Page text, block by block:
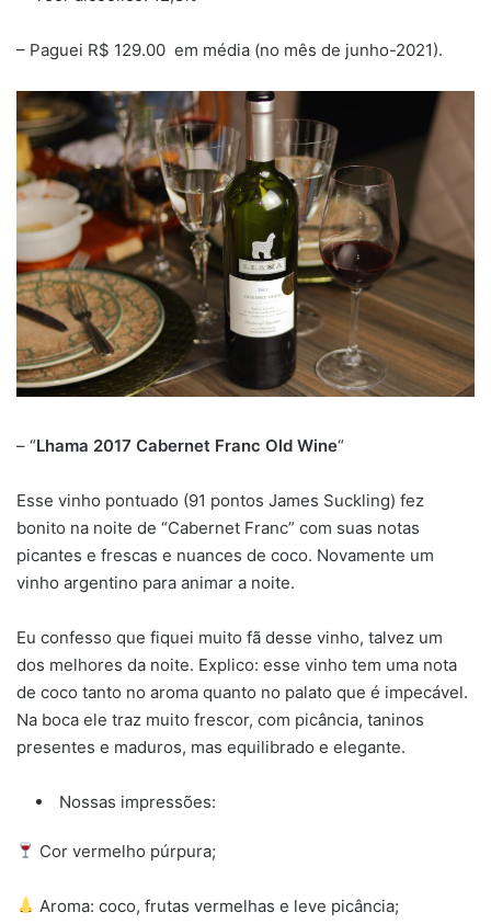
– Paguei R$ 129.00 em média (no mês de junho-2021).
– “Lhama 2017 Cabernet Franc Old Wine“
Esse vinho pontuado (91 pontos James Suckling) fez
bonito na noite de “Cabernet Franc” com suas notas
picantes e frescas e nuances de coco. Novamente um
vinho argentino para animar a noite.
Eu confesso que fiquei muito fã desse vinho, talvez um
dos melhores da noite. Explico: esse vinho tem uma nota
de coco tanto no aroma quanto no palato que é impecável.
Na boca ele traz muito frescor, com picância, taninos
presentes e maduros, mas equilibrado e elegante.
Nossas impressões:
Cor vermelho púrpura;
Aroma: coco, frutas vermelhas e leve picância;